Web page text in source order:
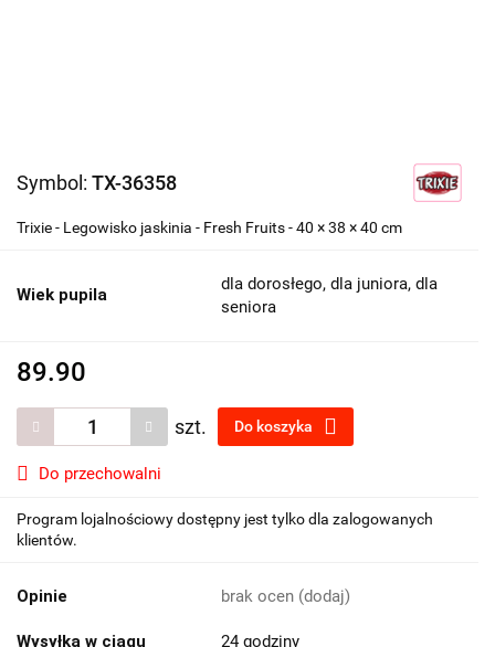
Symbol: TX-36358
Trixie - Legowisko jaskinia - Fresh Fruits - 40 × 38 × 40 cm
Wiek pupila
dla dorosłego, dla juniora, dla
seniora
89.90
szt. Do koszyka
Do przechowalni
Program lojalnościowy dostępny jest tylko dla zalogowanych
klientów.
Opinie brak ocen (dodaj)
Wysyłka w ciągu 24 godziny